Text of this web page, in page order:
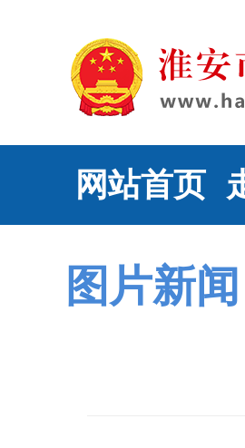
网站首页
图片新闻